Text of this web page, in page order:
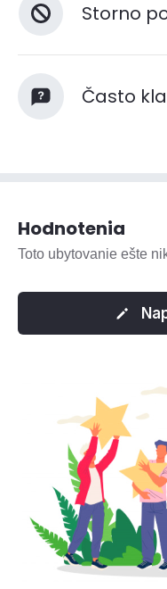
Storno
Často
Hodnotenia
Toto ubytovanie ešte